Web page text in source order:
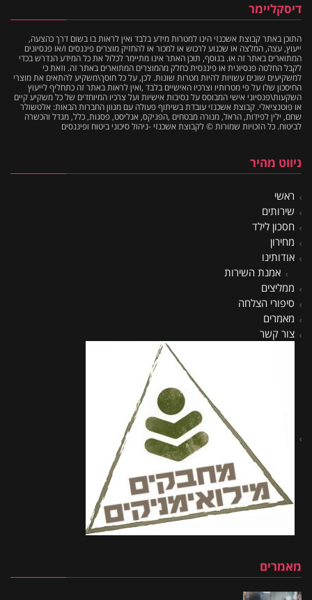
דיסקליימר
התוכן באתר קבוצת אשכנזי הינו למטרות מידע בלבד ואין לראות בו בשום דרך כהצעה,
ייעוץ, עצה, המלצה או שכנוע לרכוש או למכור או להחזיק מוצרים פיננסים ו/או פנסיונים
המתוארים באתר זה או. בנוסף, תוכן האתר אינו מתיימר לכלול את כל המידע הנדרש בכדי
לקבל החלטה פנסיונית או פיננסית כחלק מהמוצרים המתוארים באתר זה. וזאת כי
למשקיעים שונים עשויות להיות מטרות שונות. לכן, על כל חוסך\משקיע להתאים את מוצרי
החיסכון שלו על פי מטרותיו וצרכיו האישיים בלבד ,ואין לראות באתר זה כתחליף לייעוץ
השקעות\פנסיוני אישי המבוסס על נסיבות אישיות ועל צרכיו המיוחדים של כל משקיע קיים
או פוטנציאלי. קבוצת אשכנזי עובדת בשיתוף פעולה עם מגוון החברות הבאות: אלטשולר
שחם, ילין לפידות, הראל, מנורה מבטחים ,הפניקס, אנליסט, פסגות, כלל, מגדל והכשרה
לביטוח. כל הזכויות שמורות © לקבוצת אשכנזי -ניהול סיכוני ביטוח ופיננסים
ניווט מהיר
ראשי
שירותים
חסכון לילד
מחירון
אודותינו
אמנת השירות
ממליצים
סיפורי הצלחה
מאמרים
צור קשר
מאמרים